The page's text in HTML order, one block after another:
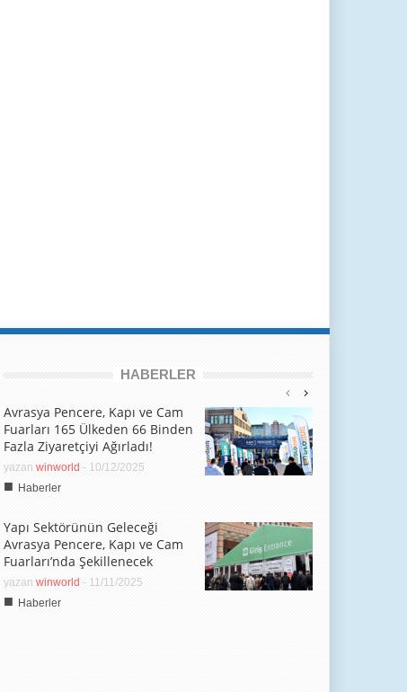
HABERLER
Avrasya Pencere, Kapı ve Cam
Fuarları 165 Ülkeden 66 Binden
Fazla Ziyaretçiyi Ağırladı!
yazan winworld - 10/12/2025
■ Haberler
Yapı Sektörünün Geleceği
Avrasya Pencere, Kapı ve Cam
Fuarları’nda Şekillenecek
yazan winworld - 11/11/2025
■ Haberler